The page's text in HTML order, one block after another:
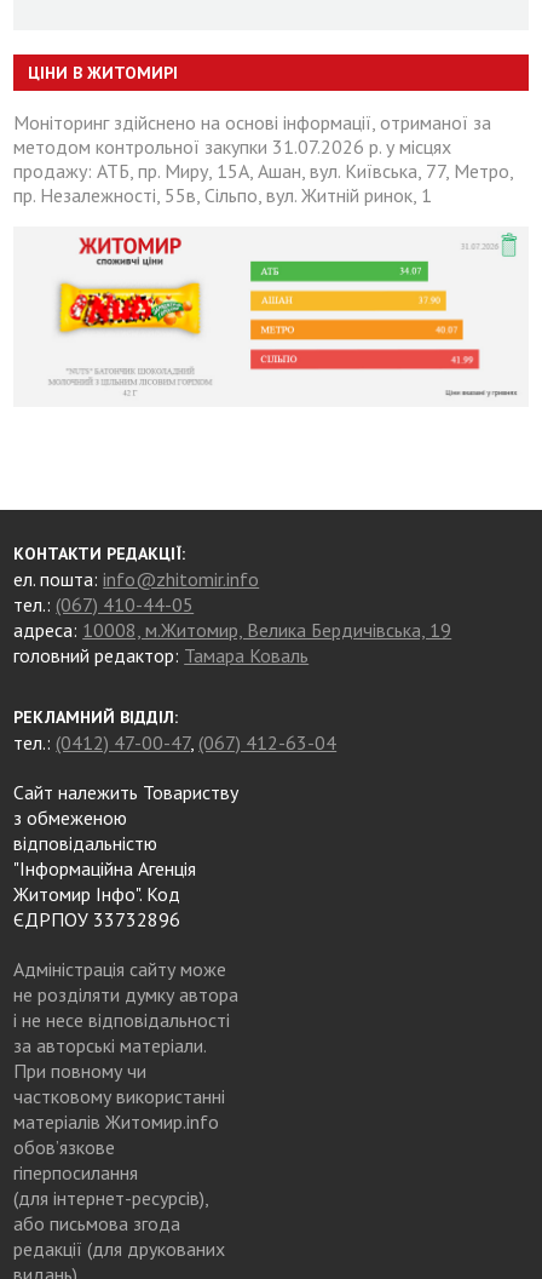
ЦІНИ В ЖИТОМИРІ
Моніторинг здійснено на основі інформації, отриманої за
методом контрольної закупки 31.07.2026 р. у місцях
продажу: АТБ, пр. Миру, 15А, Ашан, вул. Київська, 77, Метро,
пр. Незалежності, 55в, Сільпо, вул. Житній ринок, 1
КОНТАКТИ РЕДАКЦІЇ:
ел. пошта:info@zhitomir.info
тел.: (067) 410-44-05
адреса: 10008, м.Житомир, Велика Бердичівська, 19
головний редактор: Тамара Коваль
РЕКЛАМНИЙ ВІДДІЛ:
тел.: (0412) 47-00-47, (067) 412-63-04
Сайт належить Товариству
з обмеженою
відповідальністю
"Інформаційна Агенція
Житомир Інфо". Код
ЄДРПОУ 33732896
Адміністрація сайту може
не розділяти думку автора
і не несе відповідальності
за авторські матеріали.
При повному чи
частковому використанні
матеріалів Житомир.info
обов’язкове
гіперпосилання
(для інтернет-ресурсів),
або письмова згода
редакції (для друкованих
видань)